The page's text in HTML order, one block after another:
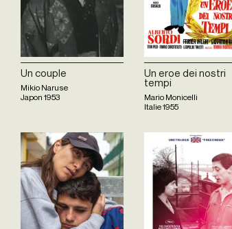
Un couple
Mikio Naruse
Japon 1953
Un eroe dei nostri
tempi
Mario Monicelli
Italie1955